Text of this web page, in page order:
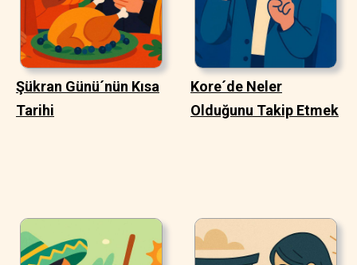
Şükran Günü´nün Kısa
Tarihi
Kore´de Neler
Olduğunu Takip Etmek